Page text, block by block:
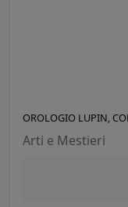
OROLOGIO LUPIN,
Arti e Mestieri